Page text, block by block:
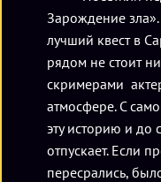
Зарождение
лучший квест в
рядом не стоит
скримерами
атмосфере. С
эту историю и до
отпускает. Если
пересрались,